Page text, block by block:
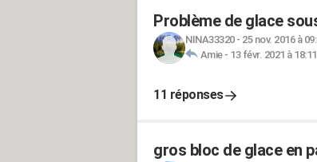
Problème de glace
NINA33320- 25 nov. 2016 à
Amie- 13 févr. 2021 à 18:11
11 réponses
gros bloc de glace en